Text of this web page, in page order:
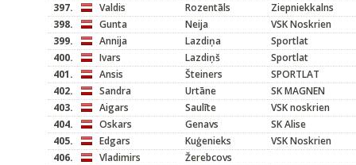
397.
Valdis Rozentāls
Ziepniekkalns
398.
Gunta Neija
VSK Noskrien
399.
Annija Lazdiņa
Sportlat
400.
Ivars Lazdiņš
Sportlat
401.
Ansis Šteiners
SPORTLAT
402.
Sandra Urtāne
SK MAGNEN
403.
Aigars Saulīte
VSK noskrien
404.
Oskars Genavs
SK Alise
405.
Edgars Kuģenieks
VSK Noskrien
406.
Vladimirs
Žerebcovs